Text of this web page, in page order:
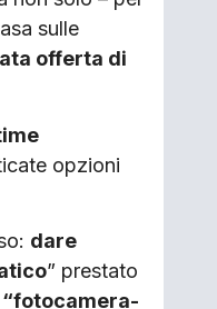
sulle
offerta di
opzioni
dare
” prestato
“fotocamera-